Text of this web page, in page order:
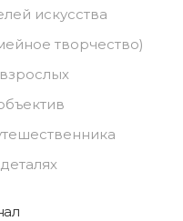
искусства
творчество)